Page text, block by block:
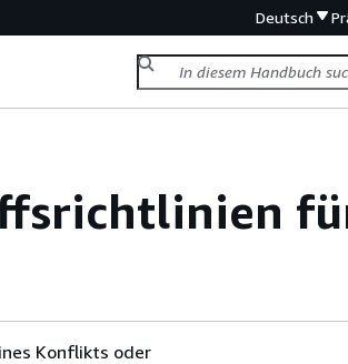
Deutsch
Konflikts oder